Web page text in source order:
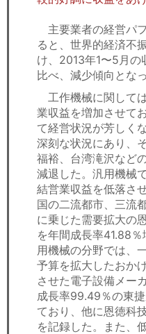
主要業者の経営パ
ると、世界的経済不
け、2013年1〜5月
比べ、減少傾向とな
工作機械に関して
業収益を増加させて
て経営状況が芳しく
深刻な状況にあり、
福裕、台湾滝沢など
減退した。汎用機械
結営業収益を低落さ
国の二流都市、三流
に乗じた需要拡大の
を年間成長率41.88
用機械の分野では、
予算を拡大したおか
させた電子設備メー
成長率99.49％の東
ており、他に恩徳科
を記録した。また、